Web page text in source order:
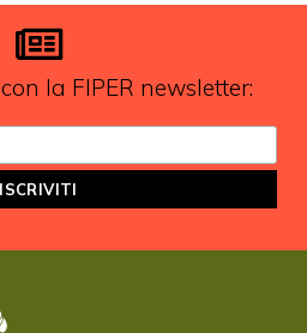
la FIPER newsletter: